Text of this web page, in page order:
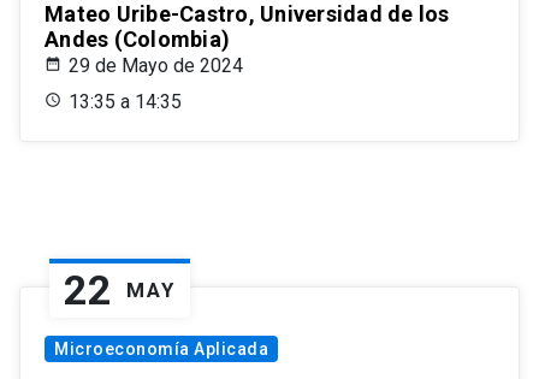
Mateo Uribe-Castro, Universidad de los
Andes (Colombia)
29 de Mayo de 2024
13:35 a 14:35
22 MAY
Microeconomía Aplicada